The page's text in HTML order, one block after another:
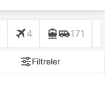
4 171
Filtreler